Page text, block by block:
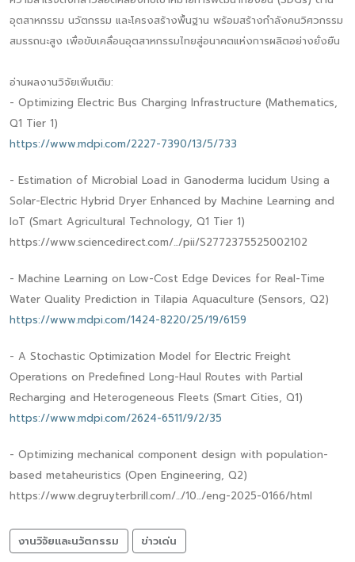
อุตสาหกรรม นวัตกรรม และโครงสร้างพื้นฐาน พร้อมสร้างกำลังคนวิศวกรรม
สมรรถนะสูง เพื่อขับเคลื่อนอุตสาหกรรมไทยสู่อนาคตแห่งการผลิตอย่างยั่งยืน
อ่านผลงานวิจัยเพิ่มเติม:
- Optimizing Electric Bus Charging Infrastructure (Mathematics,
Q1 Tier 1)
https://www.mdpi.com/2227-7390/13/5/733
- Estimation of Microbial Load in Ganoderma lucidum Using a
Solar-Electric Hybrid Dryer Enhanced by Machine Learning and
IoT (Smart Agricultural Technology, Q1 Tier 1)
https://www.sciencedirect.com/.../pii/S2772375525002102
- Machine Learning on Low-Cost Edge Devices for Real-Time
Water Quality Prediction in Tilapia Aquaculture (Sensors, Q2)
https://www.mdpi.com/1424-8220/25/19/6159
- A Stochastic Optimization Model for Electric Freight
Operations on Predefined Long-Haul Routes with Partial
Recharging and Heterogeneous Fleets (Smart Cities, Q1)
https://www.mdpi.com/2624-6511/9/2/35
- Optimizing mechanical component design with population-
based metaheuristics (Open Engineering, Q2)
https://www.degruyterbrill.com/.../10.../eng-2025-0166/html
งานวิจัยและนวัตกรรม ข่าวเด่น